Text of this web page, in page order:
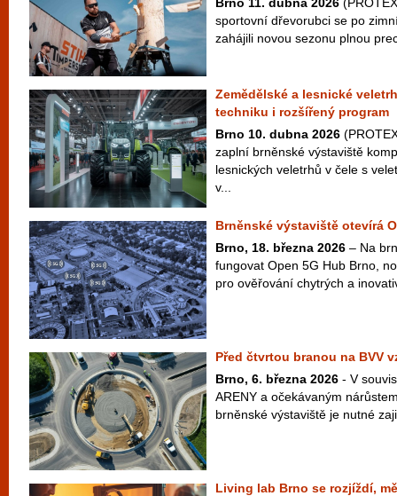
sportovní dřevorubci se po
zahájili novou sezonu plnou
Zemědělské a lesnické
techniku i rozšířený program
Brno 10. dubna 2026
zaplní brněnské výstaviště
lesnických veletrhů v čele s
v...
Brněnské výstaviště otevírá
Brno, 18. března 2026 – Na
fungovat Open 5G Hub Brno,
pro ověřování chytrých a
Před čtvrtou branou na BVV
Brno, 6. března 2026 - V
ARENY a očekávaným
brněnské výstaviště je nutné
Living lab Brno se rozjíždí,